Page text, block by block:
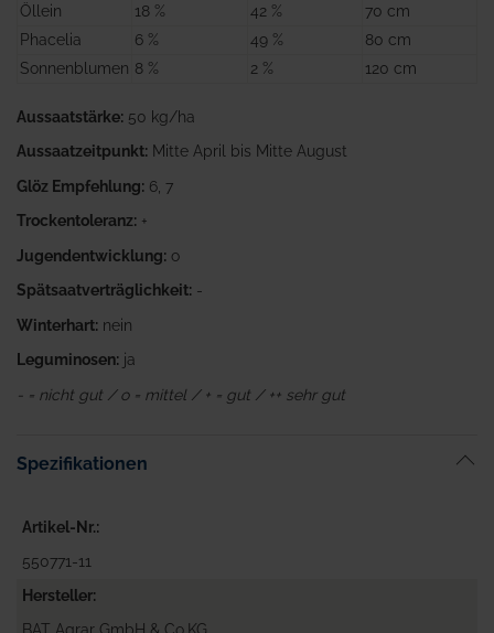
Öllein
18 % 42 %
70 cm
Phacelia
6 % 49 %
80 cm
Sonnenblumen 8 % 2 % 120 cm
Aussaatstärke: 50 kg/ha
Aussaatzeitpunkt: Mitte April bis Mitte August
Glöz Empfehlung: 6, 7
Trockentoleranz: +
Jugendentwicklung: o
Spätsaatverträglichkeit: -
Winterhart: nein
Leguminosen: ja
- = nicht gut / o = mittel / + = gut / ++ sehr gut
Spezifikationen
Artikel-Nr.
550771-11
Hersteller